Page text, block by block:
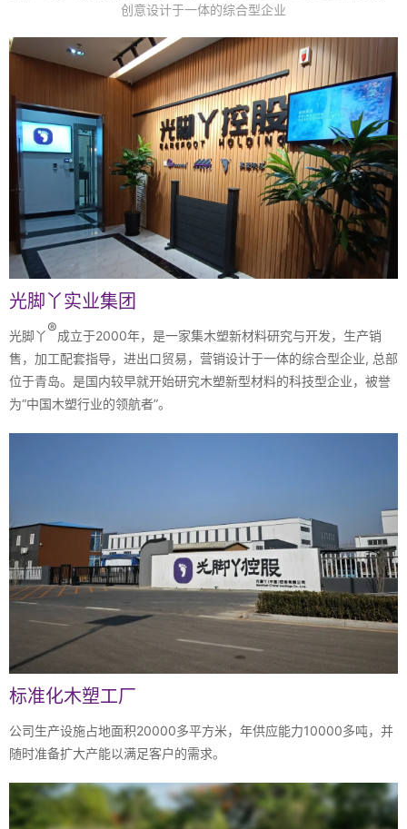
创意设计于一体的综合型企业
光脚丫实业集团
光脚丫®成立于2000年，是一家集木塑新材料研究与开发，生产销
售，加工配套指导，进出口贸易，营销设计于一体的综合型企业, 总部
位于青岛。是国内较早就开始研究木塑新型材料的科技型企业，被誉
为“中国木塑行业的领航者”。
标准化木塑工厂
公司生产设施占地面积20000多平方米，年供应能力10000多吨，并
随时准备扩大产能以满足客户的需求。